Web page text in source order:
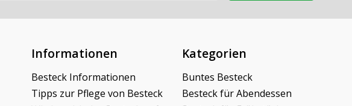
Informationen
Besteck Informationen
Tipps zur Pflege von Besteck
Kategorien
Buntes Besteck
Besteck für Abendessen